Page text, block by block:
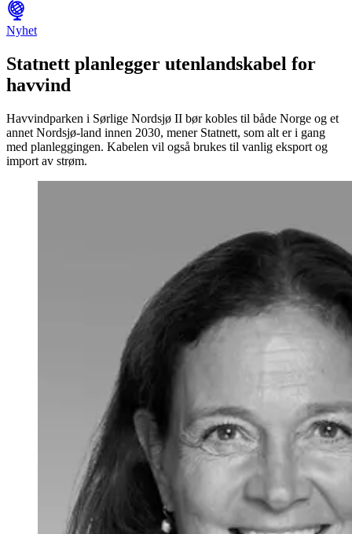
Nyhet
Statnett planlegger utenlandskabel for
havvind
Havvindparken i Sørlige Nordsjø II bør kobles til både Norge og et
annet Nordsjø-land innen 2030, mener Statnett, som alt er i gang
med planleggingen. Kabelen vil også brukes til vanlig eksport og
import av strøm.